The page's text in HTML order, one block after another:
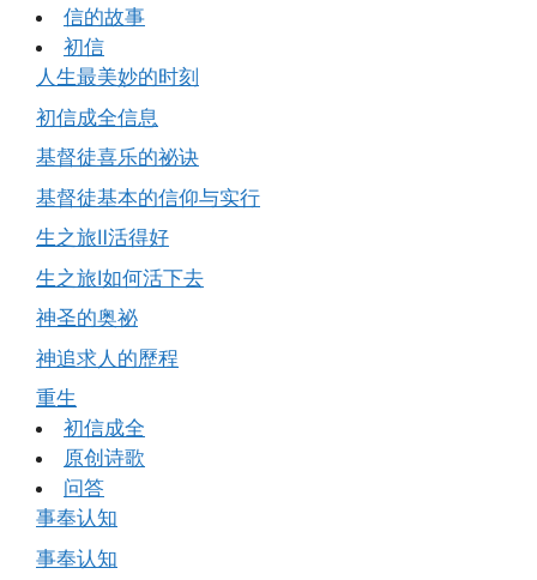
信的故事
初信
人生最美妙的时刻
初信成全信息
基督徒喜乐的祕诀
基督徒基本的信仰与实行
生之旅Ⅱ活得好
生之旅Ⅰ如何活下去
神圣的奥祕
神追求人的歷程
重生
初信成全
原创诗歌
问答
事奉认知
事奉认知